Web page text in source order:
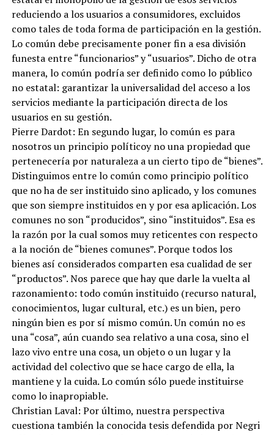
reduciendo a los usuarios a consumidores, excluidos
como tales de toda forma de participación en la gestión.
Lo común debe precisamente poner fin a esa división
funesta entre “funcionarios” y “usuarios”. Dicho de otra
manera, lo común podría ser definido como lo público
no estatal: garantizar la universalidad del acceso a los
servicios mediante la participación directa de los
usuarios en su gestión.
Pierre Dardot: En segundo lugar, lo común es para
nosotros un principio políticoy no una propiedad que
pertenecería por naturaleza a un cierto tipo de “bienes”.
Distinguimos entre lo común como principio político
que no ha de ser instituido sino aplicado, y los comunes
que son siempre instituidos en y por esa aplicación. Los
comunes no son “producidos”, sino “instituidos”. Esa es
la razón por la cual somos muy reticentes con respecto
a la noción de “bienes comunes”. Porque todos los
bienes así considerados comparten esa cualidad de ser
“productos”. Nos parece que hay que darle la vuelta al
razonamiento: todo común instituido (recurso natural,
conocimientos, lugar cultural, etc.) es un bien, pero
ningún bien es por sí mismo común. Un común no es
una “cosa”, aún cuando sea relativo a una cosa, sino el
lazo vivo entre una cosa, un objeto o un lugar y la
actividad del colectivo que se hace cargo de ella, la
mantiene y la cuida. Lo común sólo puede instituirse
como lo inapropiable.
Christian Laval: Por último, nuestra perspectiva
cuestiona también la conocida tesis defendida por Negri